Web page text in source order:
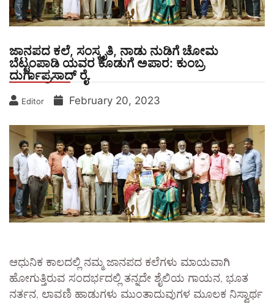
ಜಾನಪದ ಕಲೆ, ಸಂಸ್ಕೃತಿ, ನಾಡು ನುಡಿಗೆ ಚೋಮ
ಬೆಟ್ಟಂಪಾಡಿ ಯವರ ಕೊಡುಗೆ ಅಪಾರ: ಕುಂಬ್ರ
ದುರ್ಗಾಪ್ರಸಾದ್ ರೈ.
Editor February 20, 2023
ಆಧುನಿಕ ಕಾಲದಲ್ಲಿ ನಮ್ಮ ಜಾನಪದ ಕಲೆಗಳು ಮಾಯವಾಗಿ
ಹೋಗುತ್ತಿರುವ ಸಂದರ್ಭದಲ್ಲಿ ತನ್ನದೇ ಶೈಲಿಯ ಗಾಯನ, ಭೂತ
ನರ್ತನ, ಲಾವಣಿ ಹಾಡುಗಳು ಮುಂತಾದುವುಗಳ ಮೂಲಕ ನಿಸ್ವಾರ್ಥ